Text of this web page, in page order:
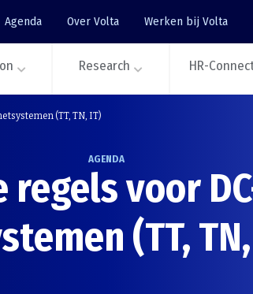
Agenda Over Volta Werken bij Volta
Research HR-
(TT, TN, IT)
AGENDA
regels voor
(TT,